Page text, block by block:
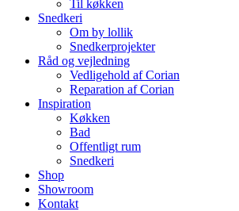
Til køkken
Snedkeri
Om by lollik
Snedkerprojekter
Råd og vejledning
Vedligehold af Corian
Reparation af Corian
Inspiration
Køkken
Bad
Offentligt rum
Snedkeri
Shop
Showroom
Kontakt